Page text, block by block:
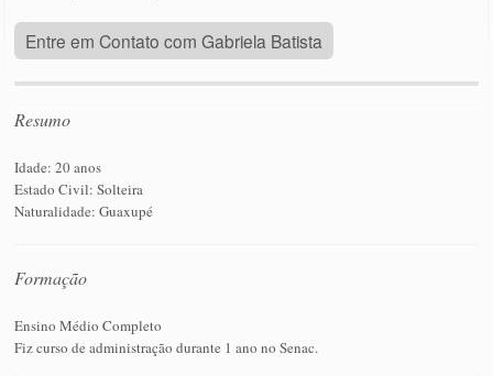
Entre em Contato com Gabriela Batista
Resumo
Idade: 20 anos
Estado Civil: Solteira
Naturalidade: Guaxupé
Formação
Ensino Médio Completo
Fiz curso de administração durante 1 ano no Senac.